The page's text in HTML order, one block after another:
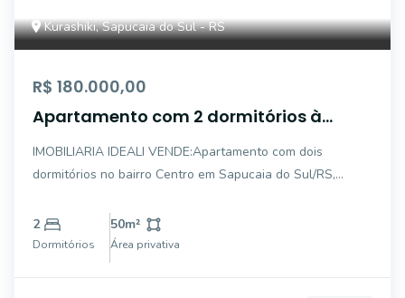
Kurashiki, Sapucaia do Sul - RS
R$ 180.000,00
Apartamento com 2 dormitórios à
IMOBILIARIA IDEALI VENDE:Apartamento com dois
dormitórios no bairro Centro em Sapucaia do Sul/RS,
de serviço e garagem individual. Condomínio com ótima
infraestrutura, portaria 24 horas, salão de
2
Dormitórios
50m²
Área privativa